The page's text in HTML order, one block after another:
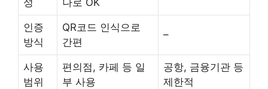
성
나로 OK
인증
방식
QR코드 인식으로
간편
–
사용
범위
편의점, 카페 등 일
부 사용
공항, 금융기관 등
제한적